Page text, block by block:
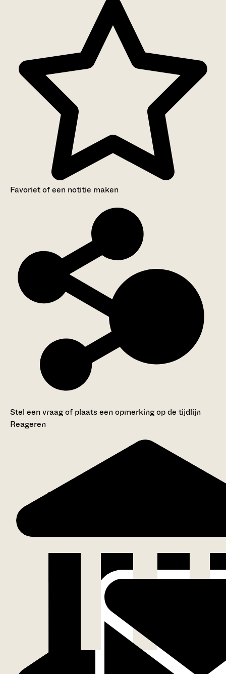
Favoriet of een notitie maken
Stel een vraag of plaats een opmerking op de tijdlijn
Reageren